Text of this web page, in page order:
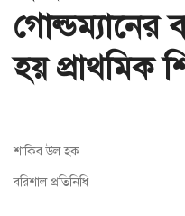
গোল্ডম্যানের
হয় প্রাথমিক
শাকিব উল হক
বরিশাল প্রতিনিধি